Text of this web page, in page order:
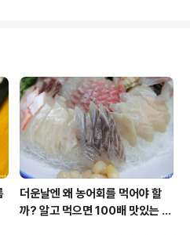
니다. 심지어 갈
을 올리는 꾼들
사이 100마리 이
는 어디서도 대접
편이 그리 웬수 같
더운날엔 왜 농어회를 먹어야 할
까? 알고 먹으면 100배 맛있는 농